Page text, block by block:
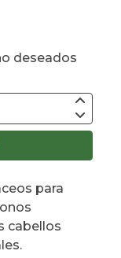
deseados
para
cabellos